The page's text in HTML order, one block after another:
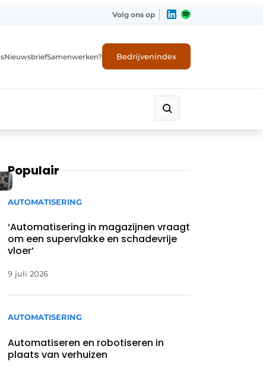
Volg ons op
NieuwsbriefSamenwerken? Bedrijvenindex
Populair
AUTOMATISERING
‘Automatisering in magazijnen vraagt
om een supervlakke en schadevrije
vloer’
9 juli 2026
AUTOMATISERING
Automatiseren en robotiseren in
plaats van verhuizen